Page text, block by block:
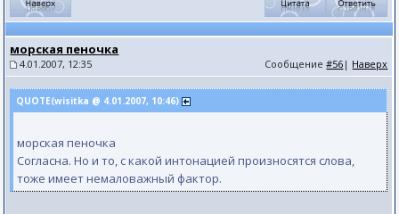
морская пеночка
4.01.2007, 12:35 Сообщение#56 | Наверх
QUOTE(wisitka @ 4.01.2007, 10:46)
морская пеночка
Согласна. Но и то, с какой интонацией произносятся слова,
тоже имеет немаловажный фактор.